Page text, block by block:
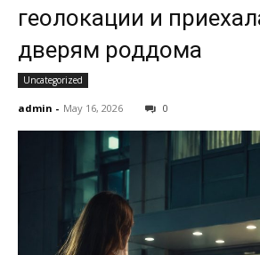
геолокации и
дверям роддома
Uncategorized
admin - May 16, 2026 0